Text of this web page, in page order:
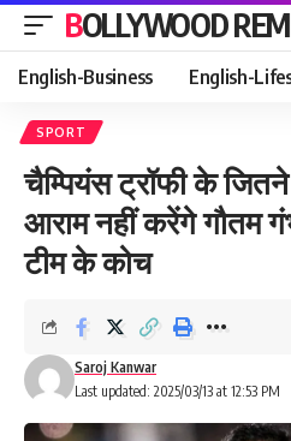
BOLLYWOOD
English-Business English-
SPORT
चैम्पियंस ट्रॉफी के
आराम नहीं करेंगे गौतम
टीम के कोच
Last updated: 2025/03/13 at 12:53 PM
Saroj Kanwar